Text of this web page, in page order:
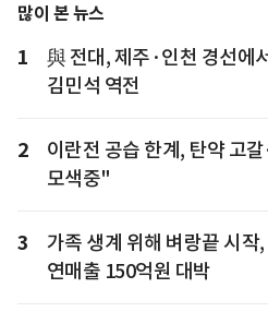
많이 본 뉴스
1
與 전대, 제주·인천 경선에
김민석 역전
2
이란전 공습 한계, 탄약 고
모색중"
3
가족 생계 위해 벼랑끝 시
연매출 150억원 대박